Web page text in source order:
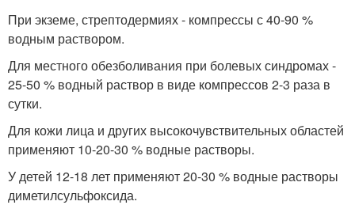
При экземе, стрептодермиях - компрессы с 40-90 %
водным раствором.
Для местного обезболивания при болевых синдромах -
25-50 % водный раствор в виде компрессов 2-3 раза в
сутки.
Для кожи лица и других высокочувствительных областей
применяют 10-20-30 % водные растворы.
У детей 12-18 лет применяют 20-30 % водные растворы
диметилсульфоксида.